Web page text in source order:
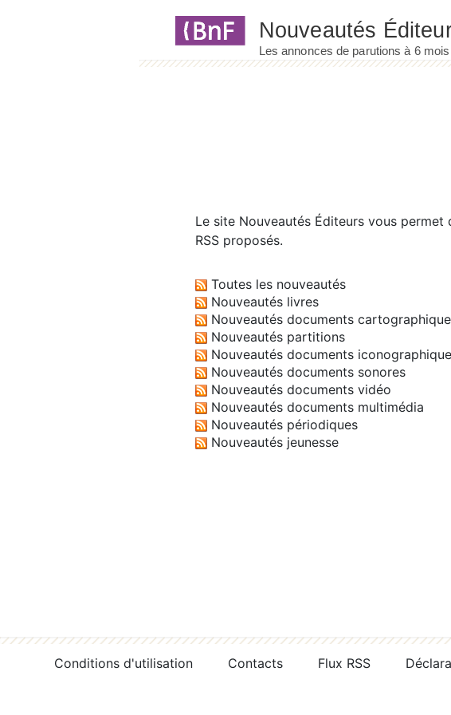
Le site Nouveautés Éditeurs vous permet
RSS proposés.
Toutes les nouveautés
Nouveautés livres
Nouveautés documents
Nouveautés partitions
Nouveautés documents
Nouveautés documents sonores
Nouveautés documents vidéo
Nouveautés documents multimédia
Nouveautés périodiques
Nouveautés jeunesse
Conditions d'utilisation Contacts Flux RSS